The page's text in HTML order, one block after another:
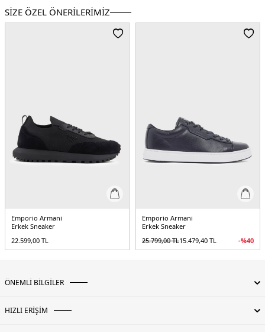
SİZE ÖZEL ÖNERİLERİMİZ
Emporio Armani
Erkek Sneaker
22.599,00 TL
Emporio Armani
Erkek Sneaker
25.799,00TL15.479,40 TL -%40
ÖNEMLİ BİLGİLER
HIZLI ERİŞİM